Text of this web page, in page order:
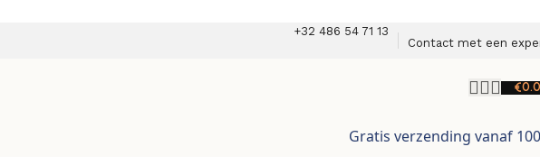
+32 486 54 71 13
Contact met een
€
Gratis verzending vanaf